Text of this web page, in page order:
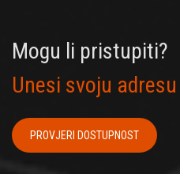
Mogu li pristupiti?
Unesi svoju adresu
PROVJERI DOSTUPNOST